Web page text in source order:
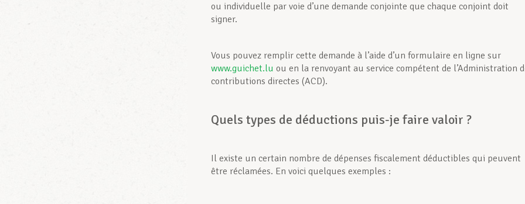
ou individuelle par voie d’une demande conjointe que chaque conjoint doit
signer.
Vous pouvez remplir cette demande à l’aide d’un formulaire en ligne sur
www.guichet.lu ou en la renvoyant au service compétent de l’Administration
contributions directes (ACD).
Quels types de déductions puis-je faire valoir ?
Il existe un certain nombre de dépenses fiscalement déductibles qui peuvent
être réclamées. En voici quelques exemples :